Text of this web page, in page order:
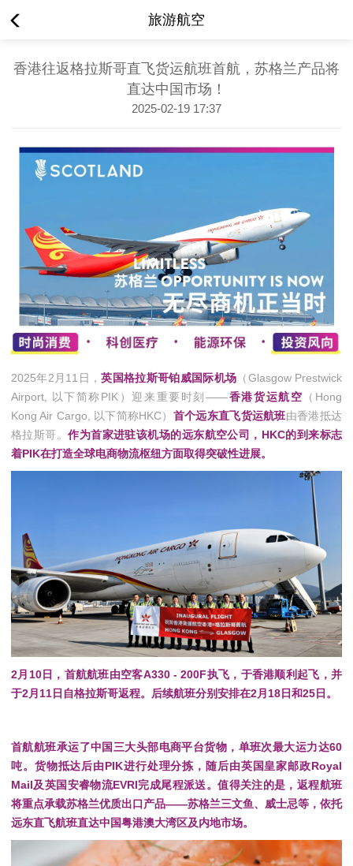
旅游航空
香港往返格拉斯哥直飞货运航班首航，苏格兰产品将
直达中国市场！
2025-02-19 17:37
2025年2月11日，英国格拉斯哥铂威国际机场 （Glasgow Prestwick
Airport, 以下简称PIK）迎来重要时刻——香港货运航空 （Hong
Kong Air Cargo, 以下简称HKC） 首个远东直飞货运航班由香港抵达
格拉斯哥。作为首家进驻该机场的远东航空公司， HKC的到来标志
着PIK在打造全球电商物流枢纽方面取得突破性进展。
2月10日，首航航班由空客A330 - 200F执飞，于香港顺利起飞，并
于2月11日自格拉斯哥返程。后续航班分别安排在2月18日和25日。
首航航班承运了中国三大头部电商平台货物，单班次最大运力达60
吨。 货物抵达后由PIK进行处理分拣，随后由英国皇家邮政Royal
Mail及英国安睿物流EVRI完成尾程派送。值得关注的是，返程航班
将重点承载苏格兰优质出口产品——苏格兰三文鱼、威士忌等，依托
远东直飞航班直达中国粤港澳大湾区及内地市场。